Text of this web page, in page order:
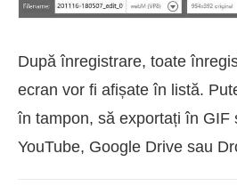
După înregistrare, toate
ecran vor fi afișate în listă.
în tampon, să exportați în GIF
YouTube, Google Drive sau